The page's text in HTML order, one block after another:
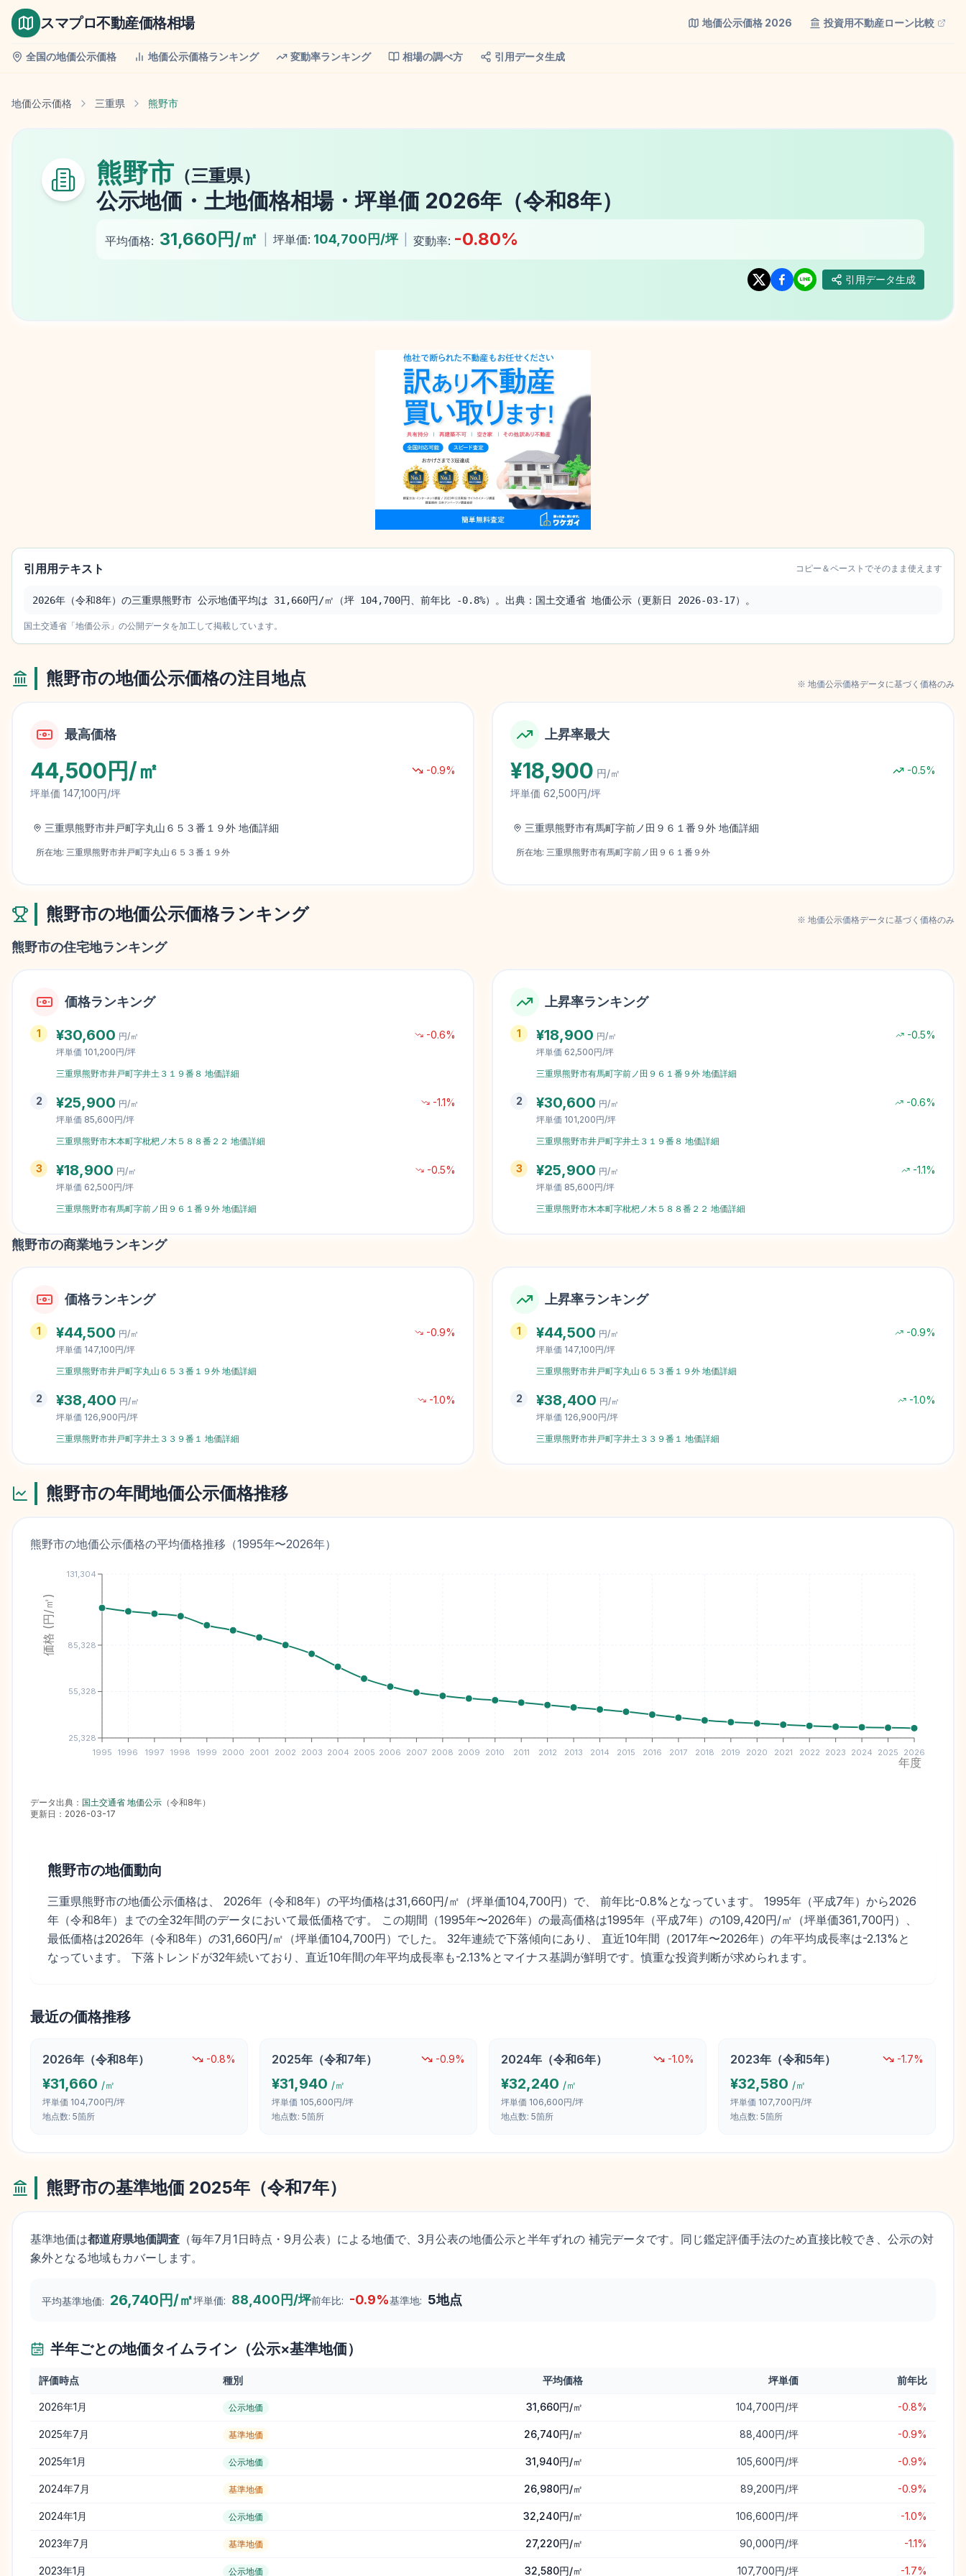
スマプロ不動産価格相場 地価公示価格 2026 投資用不動産ローン比較
全国の地価公示価格 地価公示価格ランキング 変動率ランキング 相場の調べ方 引用データ生成
地価公示価格 三重県 熊野市
熊野市 （三重県）
公示地価 ・土地価格相場・坪単価 2026年（令和8年）
平均価格: 31,660円/㎡ 坪単価: 104,700円/坪 変動率: -0.80%
引用データ生成
引用用テキスト コピー＆ペーストでそのまま使えます
2026年（令和8年）の三重県熊野市 公示地価平均は 31,660円/㎡（坪 104,700円、前年比 -0.8%）。出典：国土交通省 地価公示（更新日 2026-03-17）。
国土交通省「地価公示」の公開データを加工して掲載しています。
熊野市の地価公示価格の注目地点 ※ 地価公示価格データに基づく価格のみ
最高価格
44,500円/㎡ -0.9%
坪単価 147,100円/坪
三重県熊野市井戸町字丸山６５３番１９外 地価詳細
所在地: 三重県熊野市井戸町字丸山６５３番１９外
上昇率最大
¥18,900 円/㎡ -0.5%
坪単価 62,500円/坪
三重県熊野市有馬町字前ノ田９６１番９外 地価詳細
所在地: 三重県熊野市有馬町字前ノ田９６１番９外
熊野市の地価公示価格ランキング ※ 地価公示価格データに基づく価格のみ
熊野市の住宅地ランキング
価格ランキング
1 ¥30,600 円/㎡ -0.6%
坪単価 101,200円/坪
三重県熊野市井戸町字井土３１９番８ 地価詳細
2 ¥25,900 円/㎡ -1.1%
坪単価 85,600円/坪
三重県熊野市木本町字枇杷ノ木５８８番２２ 地価詳細
3 ¥18,900 円/㎡ -0.5%
坪単価 62,500円/坪
三重県熊野市有馬町字前ノ田９６１番９外 地価詳細
上昇率ランキング
1 ¥18,900 円/㎡ -0.5%
坪単価 62,500円/坪
三重県熊野市有馬町字前ノ田９６１番９外 地価詳細
2 ¥30,600 円/㎡ -0.6%
坪単価 101,200円/坪
三重県熊野市井戸町字井土３１９番８ 地価詳細
3 ¥25,900 円/㎡ -1.1%
坪単価 85,600円/坪
三重県熊野市木本町字枇杷ノ木５８８番２２ 地価詳細
熊野市の商業地ランキング
価格ランキング
1 ¥44,500 円/㎡ -0.9%
坪単価 147,100円/坪
三重県熊野市井戸町字丸山６５３番１９外 地価詳細
2 ¥38,400 円/㎡ -1.0%
坪単価 126,900円/坪
三重県熊野市井戸町字井土３３９番１ 地価詳細
上昇率ランキング
1 ¥44,500 円/㎡ -0.9%
坪単価 147,100円/坪
三重県熊野市井戸町字丸山６５３番１９外 地価詳細
2 ¥38,400 円/㎡ -1.0%
坪単価 126,900円/坪
三重県熊野市井戸町字井土３３９番１ 地価詳細
熊野市の年間地価公示価格推移
熊野市の地価公示価格の平均価格推移（1995年〜2026年）
1995 1996 1997 1998 1999 2000 2001 2002 2003 2004 2005 2006 2007 2008 2009 2010 2011 2012 2013 2014 2015 2016 2017 2018 2019 2020 2021 2022 2023 2024 2025 2026
年度
25,328
55,328
85,328
131,304
価格 (円/㎡)
データ出典： 国土交通省 地価公示 （令和8年）
更新日： 2026-03-17
熊野市の地価動向
三重県熊野市の地価公示価格は、 2026年（令和8年）の平均価格は31,660円/㎡（坪単価104,700円）で、 前年比-0.8%となっています。 1995年（平成7年）から2026
年（令和8年）までの全32年間のデータにおいて最低価格です。 この期間（1995年〜2026年）の最高価格は1995年（平成7年）の109,420円/㎡（坪単価361,700円）、
最低価格は2026年（令和8年）の31,660円/㎡（坪単価104,700円）でした。 32年連続で下落傾向にあり、 直近10年間（2017年〜2026年）の年平均成長率は-2.13%と
なっています。 下落トレンドが32年続いており、直近10年間の年平均成長率も-2.13%とマイナス基調が鮮明です。慎重な投資判断が求められます。
最近の価格推移
2026年（令和8年） -0.8%
¥31,660 /㎡
坪単価 104,700円/坪
地点数: 5箇所
2025年（令和7年） -0.9%
¥31,940 /㎡
坪単価 105,600円/坪
地点数: 5箇所
2024年（令和6年） -1.0%
¥32,240 /㎡
坪単価 106,600円/坪
地点数: 5箇所
2023年（令和5年） -1.7%
¥32,580 /㎡
坪単価 107,700円/坪
地点数: 5箇所
熊野市の基準地価 2025年（令和7年）
基準地価は都道府県地価調査 （毎年7月1日時点・9月公表）による地価で、3月公表の地価公示と半年ずれの 補完データです。同じ鑑定評価手法のため直接比較でき、公示の対
象外となる地域もカバーします。
平均基準地価: 26,740円/㎡坪単価: 88,400円/坪前年比: -0.9%基準地: 5地点
半年ごとの地価タイムライン（公示×基準地価）
評価時点 種別 平均価格 坪単価 前年比
2026年1月 公示地価 31,660円/㎡ 104,700円/坪 -0.8%
2025年7月 基準地価 26,740円/㎡ 88,400円/坪 -0.9%
2025年1月 公示地価 31,940円/㎡ 105,600円/坪 -0.9%
2024年7月 基準地価 26,980円/㎡ 89,200円/坪 -0.9%
2024年1月 公示地価 32,240円/㎡ 106,600円/坪 -1.0%
2023年7月 基準地価 27,220円/㎡ 90,000円/坪 -1.1%
2023年1月 公示地価 32,580円/㎡ 107,700円/坪 -1.7%